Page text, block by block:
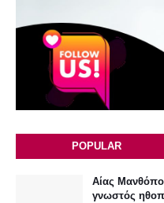
POPULAR
Αίας
γνωστός